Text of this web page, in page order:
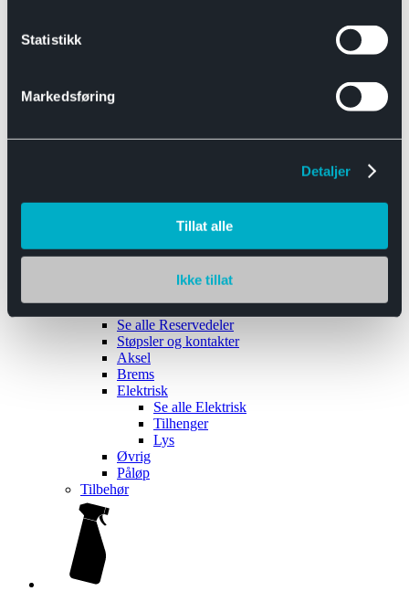
Statistikk
Markedsføring
Detaljer
Tillat alle
Ikke tillat
Båthengere
Reservedeler
Se alle Reservedeler
Støpsler og kontakter
Aksel
Brems
Elektrisk
Se alle Elektrisk
Tilhenger
Lys
Øvrig
Påløp
Tilbehør